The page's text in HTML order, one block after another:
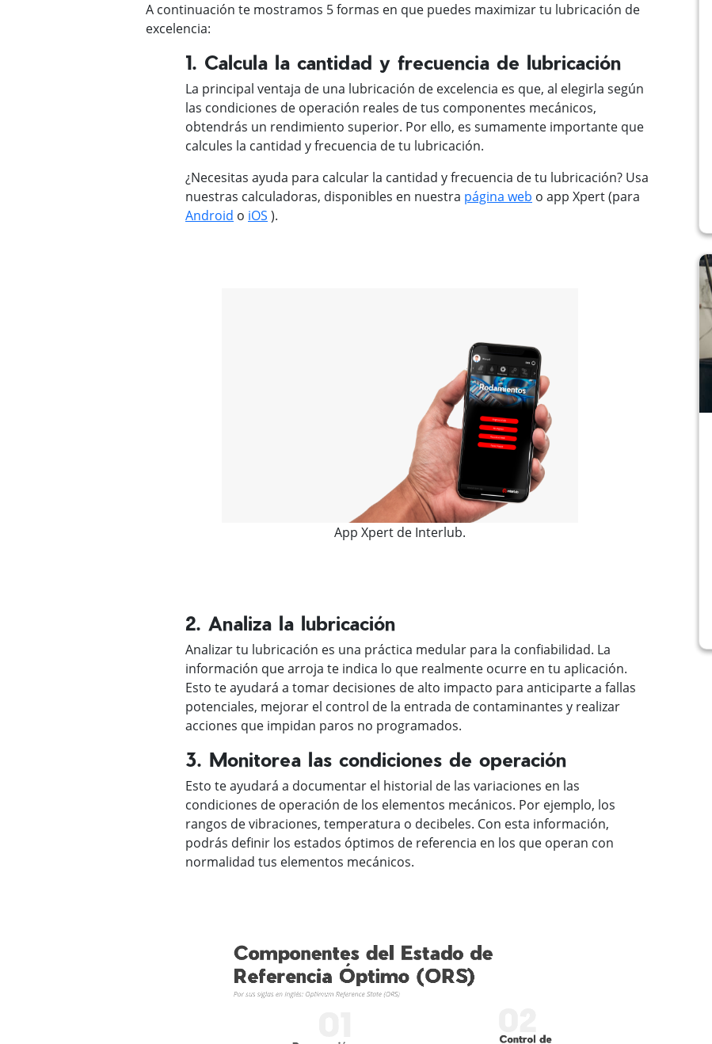
A continuación te mostramos 5 formas en que puedes maximizar tu lubricación de
excelencia:
1. Calcula la cantidad y frecuencia de lubricación
La principal ventaja de una lubricación de excelencia es que, al elegirla según
las condiciones de operación reales de tus componentes mecánicos,
obtendrás un rendimiento superior. Por ello, es sumamente importante que
calcules la cantidad y frecuencia de tu lubricación.
¿Necesitas ayuda para calcular la cantidad y frecuencia de tu lubricación? Usa
nuestras calculadoras, disponibles en nuestra página web o app Xpert (para
Android o iOS ).
App Xpert de Interlub.
2. Analiza la lubricación
Analizar tu lubricación es una práctica medular para la confiabilidad. La
información que arroja te indica lo que realmente ocurre en tu aplicación.
Esto te ayudará a tomar decisiones de alto impacto para anticiparte a fallas
potenciales, mejorar el control de la entrada de contaminantes y realizar
acciones que impidan paros no programados.
3. Monitorea las condiciones de operación
Esto te ayudará a documentar el historial de las variaciones en las
condiciones de operación de los elementos mecánicos. Por ejemplo, los
rangos de vibraciones, temperatura o decibeles. Con esta información,
podrás definir los estados óptimos de referencia en los que operan con
normalidad tus elementos mecánicos.